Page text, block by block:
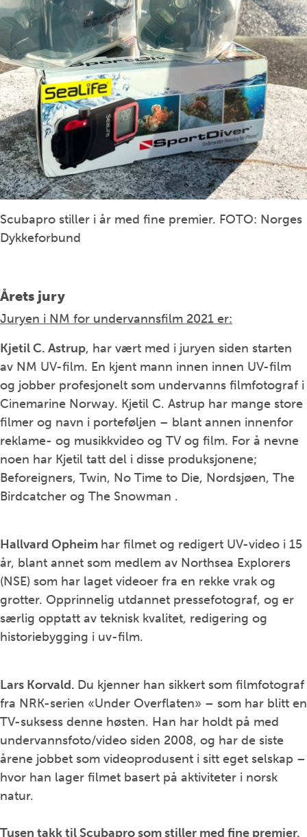
Scubapro stiller i år med fine premier. FOTO: Norges
Dykkeforbund
Årets jury
Juryen i NM for undervannsfilm 2021 er:
Kjetil C. Astrup, har vært med i juryen siden starten
av NM UV-film. En kjent mann innen innen UV-film
og jobber profesjonelt som undervanns filmfotograf i
Cinemarine Norway. Kjetil C. Astrup har mange store
filmer og navn i porteføljen – blant annen innenfor
reklame- og musikkvideo og TV og film. For å nevne
noen har Kjetil tatt del i disse produksjonene;
Beforeigners, Twin, No Time to Die, Nordsjøen, The
Birdcatcher og The Snowman .
Hallvard Opheim har filmet og redigert UV-video i 15
år, blant annet som medlem av Northsea Explorers
(NSE) som har laget videoer fra en rekke vrak og
grotter. Opprinnelig utdannet pressefotograf, og er
særlig opptatt av teknisk kvalitet, redigering og
historiebygging i uv-film.
Lars Korvald. Du kjenner han sikkert som filmfotograf
fra NRK-serien «Under Overflaten» – som har blitt en
TV-suksess denne høsten. Han har holdt på med
undervannsfoto/video siden 2008, og har de siste
årene jobbet som videoprodusent i sitt eget selskap –
hvor han lager filmet basert på aktiviteter i norsk
natur.
Tusen takk tilScubapro som stiller med fine premier.